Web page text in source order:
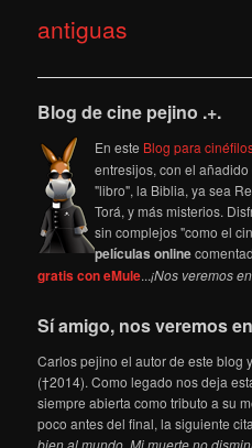
antiguas
Blog de cine pejino .+.
En este Blog para
entresijos, con el
"libro", la Biblia, ya sea
Torá, y más misterios.
sin complejos "como el
películas online
gratis con eMule...¡Nos veremos
Sí amigo, nos veremos
Carlos pejino el autor de este blog
(†2014). Como legado nos deja
siempre abierta como tributo a su
poco antes del final, la siguiente